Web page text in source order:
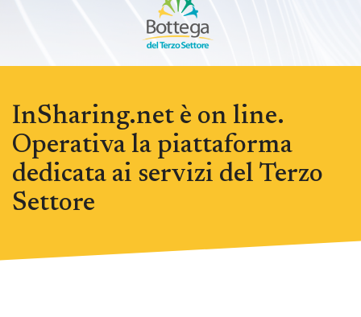
InSharing.net è on line.
Operativa la piattaforma
dedicata ai servizi del Terzo
Settore